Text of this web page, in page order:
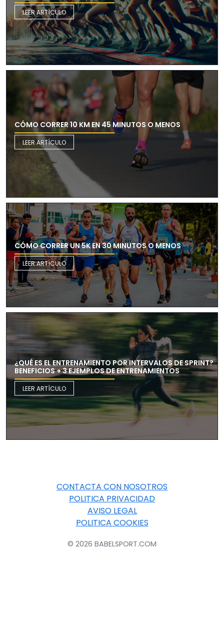
LEER ARTÍCULO
CÓMO CORRER 10 KM EN 45 MINUTOS O MENOS
LEER ARTÍCULO
CÓMO CORRER UN 5K EN 30 MINUTOS O MENOS
LEER ARTÍCULO
¿QUÉ ES EL ENTRENAMIENTO POR INTERVALOS DE SPRINT?
BENEFICIOS + 3 EJEMPLOS DE ENTRENAMIENTOS
LEER ARTÍCULO
CONTACTA CON NOSOTROS
POLITICA PRIVACIDAD
AVISO LEGAL
POLITICA COOKIES
© 2026 BABELSPORT.COM